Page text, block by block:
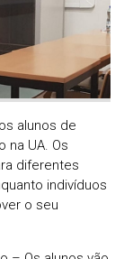
alunos de
na UA. Os
diferentes
indivíduos
o seu